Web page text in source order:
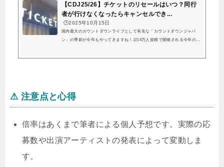
【CDJ25/26】チケットのリセールはいつ？同行
者が行けなくなったらキャンセルでき...
🕒️2025年10月15日
国内最大のカウントダウンライブとして有名な「カウントダウンジャパ
ン」の季節が今年もやってきますね！1日4万人規模で開催される今年のカ
て大晦日以外も落選あるの🥺28日...
⚠ 注意点と心得
倍率はあくまで筆者による個人予想です。実際の応
募数や出演アーティストの発表によって変動しま
す。